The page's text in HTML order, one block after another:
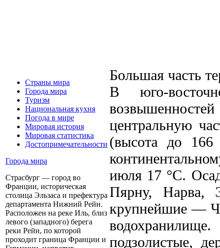
Страны мира
Города мира
Туризм
Национальная кухня
Погода в мире
Мировая история
Мировая статистика
Достопримечательности
Города мира
Страсбург — город во
Франции, историческая
столица Эльзаса и префектура
департамента Нижний Рейн.
Расположен на реке Иль, близ
левого (западного) берега
реки Рейн, по которой
проходит граница Франции и
Большая часть
В юго-
центральную
(высота до
июля 17 °С.
Пярну, Нарва,
крупнейшие —
подзолистые,